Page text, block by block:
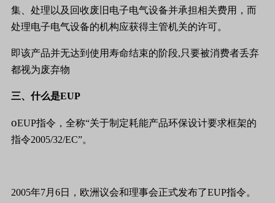
集、处理以及回收废旧电子电气设备并承担相关费用，而
处理电子电气设备的机构应获得主管机关的许可。
即该产品并无达到使用寿命结束的阶段, 只要被消费者丢弃
都视为废弃物
三、什么是EUP
oEUP指令，全称“关于制定耗能产品环保设计要求框架的
指令2005/32/EC”。
2005年7月 6日，欧洲议会和理事会正式发布了EUP指令。